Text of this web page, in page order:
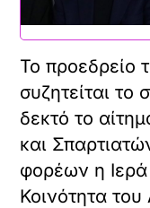
Το προεδρείο
συζητείται το
δεκτό το
και
φορέων η
Κοινότητα